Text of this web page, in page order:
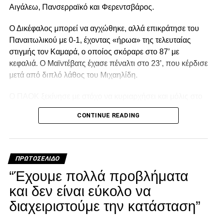
Αιγάλεω, Πανσερραϊκό και Φερεντσβάρος.
Ο Δικέφαλος μπορεί να αγχώθηκε, αλλά επικράτησε του
Παναιτωλικού με 0-1, έχοντας «ήρωα» της τελευταίας
στιγμής τον Καμαρά, ο οποίος σκόραρε στο 87’ με
κεφαλιά. Ο Μαϊντέβατς έχασε πέναλτι στο 23’, που κέρδισε
μετά από διπλό λάθος του Μιχαηλίδη.
2′ έχασε την πρώτη του ευκαιρία. Ο Σορετίρε βρέθηκε σε
θέση βολής πλάγια μέσα στην περιοχή, πλάσαρε, αλλά
«κεραυνό» του Λαχούντ έξω από την περιοχή, που
πέρασε δίπλα από το κάθετο δοκάρι!
Διπλό λάθος Μιχαηλίδη, χαμένο πέναλτι από τον
Μαϊντέβατς
CONTINUE READING
ΠΡΩΤΟΣΈΛΙΔΟ
“Έχουμε πολλά προβλήματα
και δεν είναι εύκολο να
διαχειριστούμε την κατάσταση”